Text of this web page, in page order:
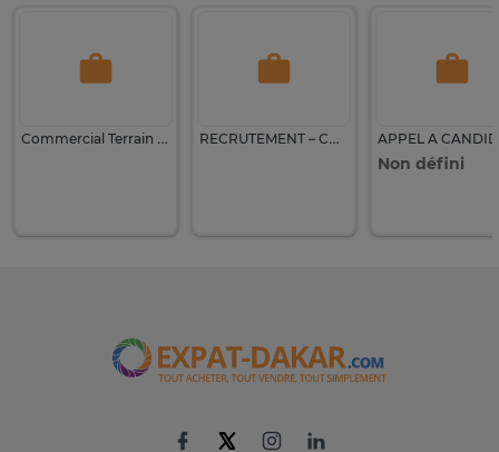
Commercial Terrain H/F RECRUTEMENT – CUISINIER (H/F)
Non défini